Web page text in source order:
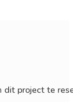
dit project te